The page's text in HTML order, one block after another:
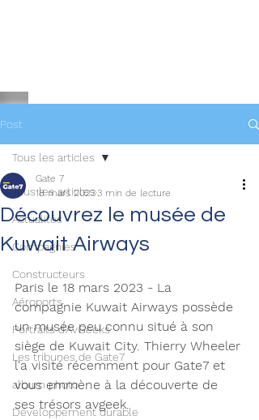
Post
Tous les articles
Actualités
Compagnies
Constructeurs
Aéroports
Portraits d'AvGeeks
Les tribunes de Gate7
album photo
Développement durable
Tous les articles
Découvrez le musée de
Kuwait Airways
Gate 7
18 mars 20233 min de lecture
Paris le 18 mars 2023 - La
compagnie Kuwait Airways possède
un musée peu connu situé à son
siège de Kuwait City. Thierry Wheeler
l'a visité récemment pour Gate7 et
vous emmène à la découverte de
ses trésors avgeek.